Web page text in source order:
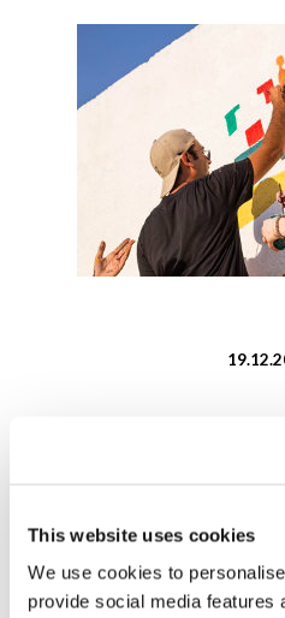
This website uses cookies
We use cookies to
provide social media features
rapporto “Politiche
per le migrazioni”. Ilprogetto
è citato tra le buone